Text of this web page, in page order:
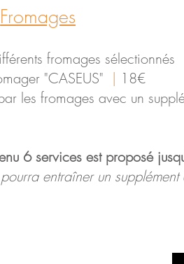
Fromages
fromages sélectionnés
"CASEUS" | 18€
les fromages avec un
6 services est proposé
entraîner un